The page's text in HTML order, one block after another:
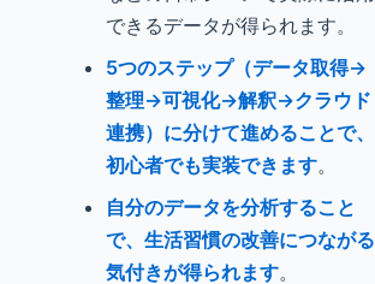
できるデータが得られます。
5つのステップ（データ取得→
整理→可視化→解釈→クラウド
連携）に分けて進めることで、
初心者でも実装できます。
自分のデータを分析すること
で、生活習慣の改善につながる
気付きが得られます。